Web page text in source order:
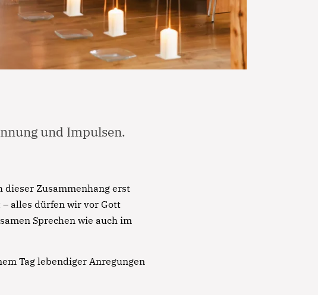
und Impulsen.
dieser Zusammenhang erst
alles dürfen wir vor Gott
Sprechen wie auch im
Tag lebendiger Anregungen